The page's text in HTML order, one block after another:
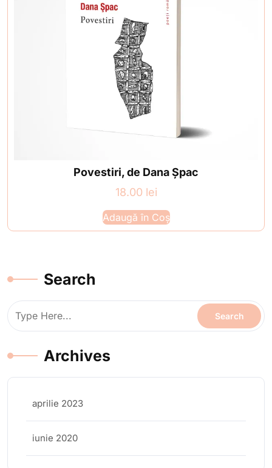
Povestiri, de Dana Şpac
18.00 lei
Adaugă în Coș
Search
Archives
aprilie 2023
iunie 2020